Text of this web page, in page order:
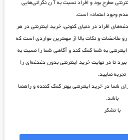
مطرح بود و افراد نسبت به آ ن نگرانی‌هایی
وجود اعتماد» است.
افراد در دنیای کنونی، خرید اینترنتی در هر
رو ملاحضات و نکات بالا از مهمترین مواردی است که
اینترنتی به شما کمک کند و آگاهی شما را نسبت به
تا در نهایت خرید اینترنتی بدون دغدغه‌ای را
تجربه نمایید.
شما در خرید اینترنتی بهتر کمک کننده و راهنما
باشد.
با تشکر